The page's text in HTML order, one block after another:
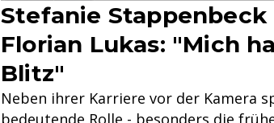
Stefanie
Florian Lukas: "Mich
Blitz"
Neben ihrer Karriere vor der Kamera
bedeutende Rolle - besonders die